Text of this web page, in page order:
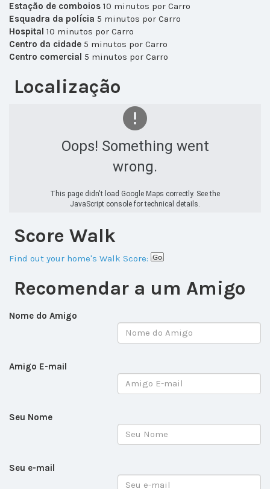
Estação de comboios 10 minutos por Carro
Esquadra da polícia 5 minutos por Carro
Hospital 10 minutos por Carro
Centro da cidade 5 minutos por Carro
Centro comercial 5 minutos por Carro
Localização
Oops! Something went
wrong.
This page didn't load Google Maps correctly. See the
JavaScript console for technical details.
Score Walk
Find out your home's Walk Score:
Recomendar a um Amigo
Nome do Amigo
Amigo E-mail
Seu Nome
Seu e-mail